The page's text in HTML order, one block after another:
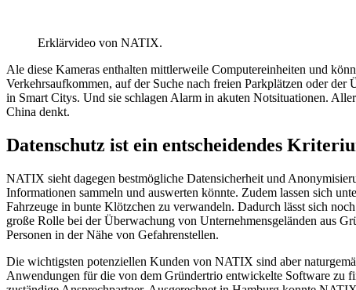
Erklärvideo von NATIX.
Ale diese Kameras enthalten mittlerweile Computereinheiten und
Verkehrsaufkommen, auf der Suche nach freien Parkplätzen oder
in Smart Citys. Und sie schlagen Alarm in akuten Notsituationen.
China denkt.
Datenschutz ist ein entscheidendes
NATIX sieht dagegen bestmögliche Datensicherheit und
Informationen sammeln und auswerten könnte. Zudem lassen sich
Fahrzeuge in bunte Klötzchen zu verwandeln. Dadurch lässt sich
große Rolle bei der Überwachung von Unternehmensgeländen aus
Personen in der Nähe von Gefahrenstellen.
Die wichtigsten potenziellen Kunden von NATIX sind aber
Anwendungen für die von dem Gründertrio entwickelte Software zu